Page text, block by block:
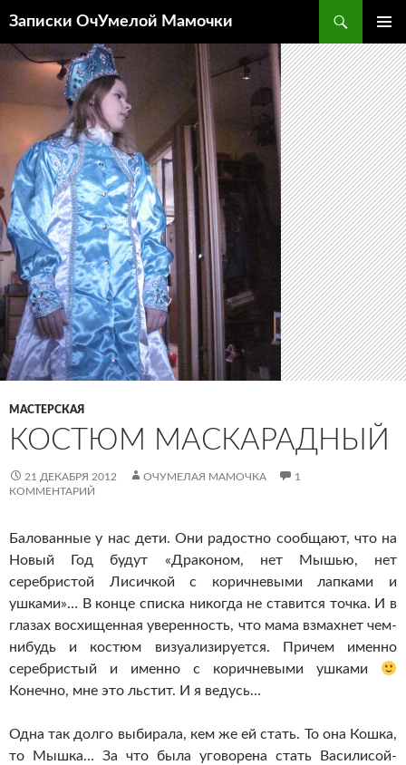
содержимому
Записки ОчУмелой Мамочки
МЕНЮ
МАСТЕРСКАЯ
КОСТЮМ МАСКАРАДНЫЙ
21 ДЕКАБРЯ 2012 ОЧУМЕЛАЯ МАМОЧКА
1
КОММЕНТАРИЙ
Балованные у нас дети. Они радостно сообщают, что на
Новый Год будут «Драконом, нет Мышью, нет
серебристой Лисичкой с коричневыми лапками и
ушками»… В конце списка никогда не ставится точка. И в
глазах восхищенная уверенность, что мама взмахнет чем-
нибудь и костюм визуализируется. Причем именно
серебристый и именно с коричневыми ушками
Конечно, мне это льстит. И я ведусь…
Одна так долго выбирала, кем же ей стать. То она Кошка,
то Мышка… За что была уговорена стать Василисой-